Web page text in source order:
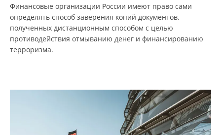
Финансовые организации России имеют право сами
определять способ заверения копий документов,
полученных дистанционным способом с целью
противодействия отмыванию денег и финансированию
терроризма.